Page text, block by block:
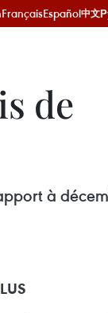
FrançaisEspañol中文
de
à